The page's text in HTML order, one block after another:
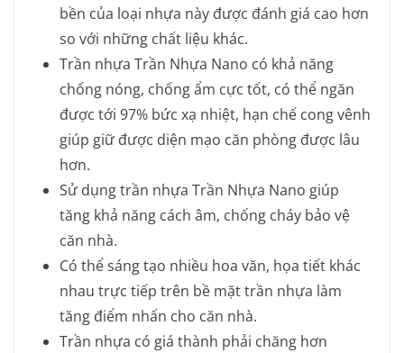
bền của loại nhựa này được đánh giá cao hơn
so với những chất liệu khác.
Trần nhựa Trần Nhựa Nano có khả năng
chống nóng, chống ẩm cực tốt, có thể ngăn
được tới 97% bức xạ nhiệt, hạn chế cong vênh
giúp giữ được diện mạo căn phòng được lâu
hơn.
Sử dụng trần nhựa Trần Nhựa Nano giúp
tăng khả năng cách âm, chống cháy bảo vệ
căn nhà.
Có thể sáng tạo nhiều hoa văn, họa tiết khác
nhau trực tiếp trên bề mặt trần nhựa làm
tăng điểm nhấn cho căn nhà.
Trần nhựa có giá thành phải chăng hơn